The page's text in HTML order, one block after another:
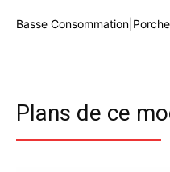
Basse
Plans de ce